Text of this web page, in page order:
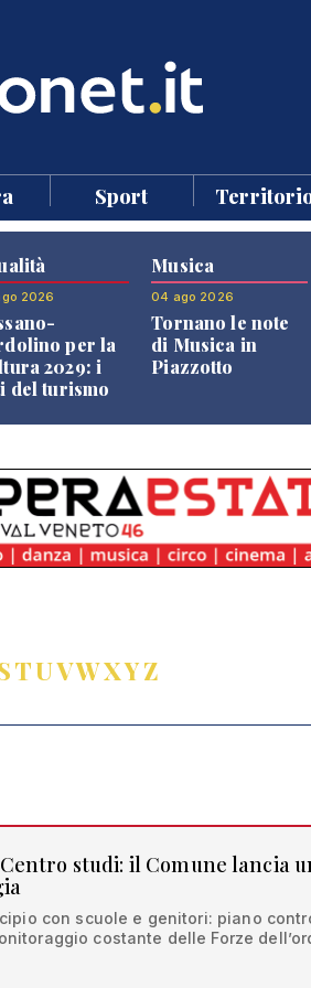
Sport
2026
per la
2029: i
del turismo
Musica
04 ago 2026
Tornano le note
di Musica in
Piazzotto
TUVWXYZ
studi: il Comune lancia
con scuole e genitori: piano
costante delle Forze